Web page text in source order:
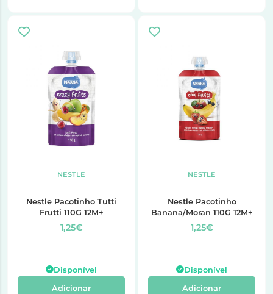
NESTLE
Nestle Pacotinho Tutti
Frutti 110G 12M+
1,25€
Disponível
Adicionar
NESTLE
Nestle Pacotinho
Banana/Moran 110G 12M+
1,25€
Disponível
Adicionar